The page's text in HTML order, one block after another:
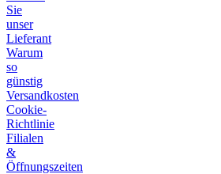
Sie
unser
Lieferant
Warum
so
günstig
Versandkosten
Cookie-
Richtlinie
Filialen
&
Öffnungszeiten